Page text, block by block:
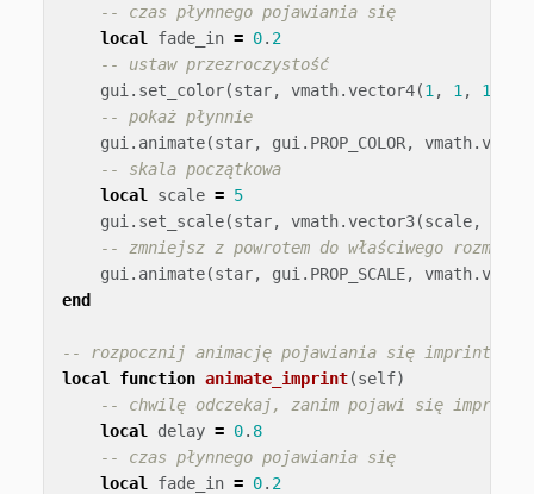
-- czas płynnego pojawiania się
local
fade_in = 0. 2
-- ustaw przezroczystość
gui . set_color(star, vmath.vector4(1 , 1 , 1
-- pokaż płynnie
gui . animate(star, gui . PROP_COLOR, vmath.
-- skala początkowa
local
scale = 5
gui . set_scale(star, vmath.vector3(scale,
-- zmniejsz z powrotem do właściwego rozmiaru
gui . animate(star, gui . PROP_SCALE, vmath.
end
-- rozpocznij animację pojawiania się imprint
local
function animate_imprint(self)
-- chwilę odczekaj, zanim pojawi się imprint
local
delay = 0. 8
-- czas płynnego pojawiania się
local
fade_in = 0. 2